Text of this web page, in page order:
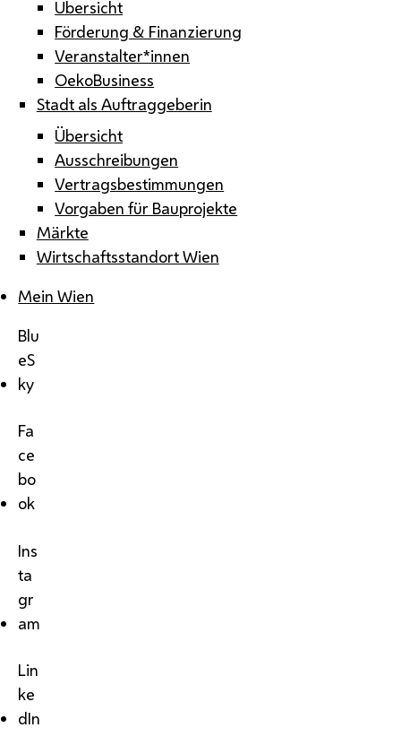
Übersicht
Förderung & Finanzierung
Veranstalter*innen
OekoBusiness
Stadt als Auftraggeberin
Übersicht
Ausschreibungen
Vertragsbestimmungen
Vorgaben für Bauprojekte
Märkte
Wirtschaftsstandort Wien
Mein Wien
Blu
eS
ky
Fa
ce
bo
ok
Ins
ta
gr
am
Lin
ke
dIn